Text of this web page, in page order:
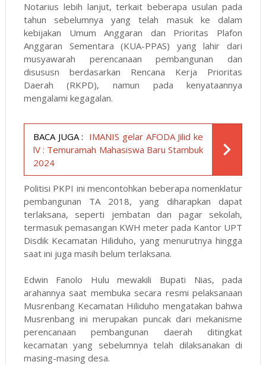
Notarius lebih lanjut, terkait beberapa usulan pada
tahun sebelumnya yang telah masuk ke dalam
kebijakan Umum Anggaran dan Prioritas Plafon
Anggaran Sementara (KUA-PPAS) yang lahir dari
musyawarah perencanaan pembangunan dan
disususn berdasarkan Rencana Kerja Prioritas
Daerah (RKPD), namun pada kenyataannya
mengalami kegagalan.
BACA JUGA : IMANIS gelar AFODA Jilid ke
lV : Temuramah Mahasiswa Baru Stambuk
2024
Politisi PKPI ini mencontohkan beberapa nomenklatur
pembangunan TA 2018, yang diharapkan dapat
terlaksana, seperti jembatan dan pagar sekolah,
termasuk pemasangan KWH meter pada Kantor UPT
Disdik Kecamatan Hiliduho, yang menurutnya hingga
saat ini juga masih belum terlaksana.
Edwin Fanolo Hulu mewakili Bupati Nias, pada
arahannya saat membuka secara resmi pelaksanaan
Musrenbang Kecamatan Hiliduho mengatakan bahwa
Musrenbang ini merupakan puncak dari mekanisme
perencanaan pembangunan daerah ditingkat
kecamatan yang sebelumnya telah dilaksanakan di
masing-masing desa.